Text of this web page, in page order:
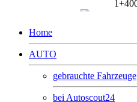
Home
AUTO
gebrauchte Fahrzeuge
bei Autoscout24